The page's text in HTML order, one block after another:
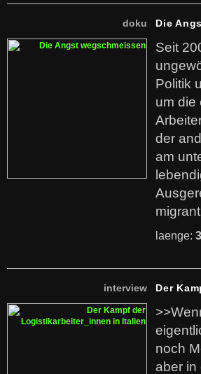
doku Die
Seit
Politik
um die
der
am
laenge:
interview Der
noch
aber in